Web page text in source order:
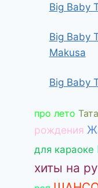
Big Baby
Big Baby
Makusa
Big Baby
про лето
рождения
для караоке
хиты на